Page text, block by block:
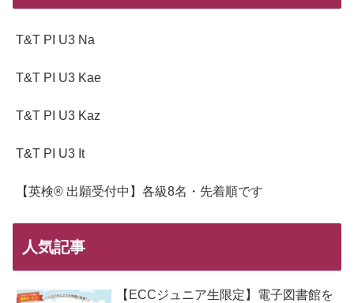
T&T PI U3 Na
T&T PI U3 Kae
T&T PI U3 Kaz
T&T PI U3 It
【英検® 出願受付中】各級8名・先着順です
人気記事
【ECCジュニア生限定】電子図書館を